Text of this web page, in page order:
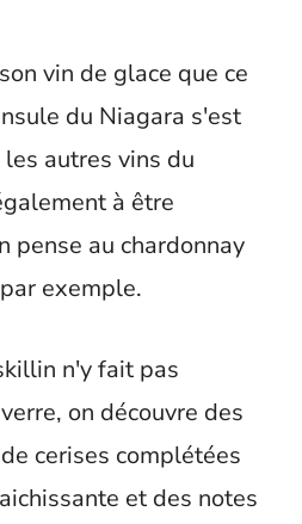
vin de glace que ce
du Niagara s'est
autres vins du
à être
pense au chardonnay
exemple.
n'y fait pas
on découvre des
cerises complétées
et des notes